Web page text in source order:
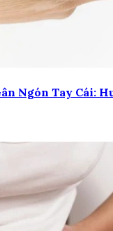
Ngón Tay Cái: